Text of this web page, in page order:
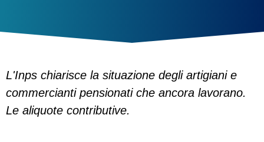
L'Inps chiarisce la situazione degli artigiani e
commercianti pensionati che ancora lavorano.
Le aliquote contributive.